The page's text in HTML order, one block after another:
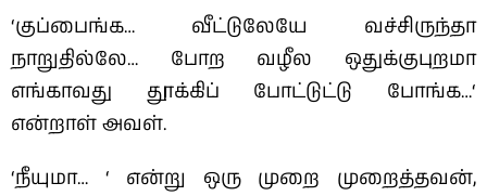
‘குப்பைங்க… வீட்டுலேயே வச்சிருந்தா
நாறுதில்லே… போற வழீல ஒதுக்குபுறமா
எங்காவது தூக்கிப் போட்டுட்டு போங்க…‘
என்றாள் அவள்.
‘நீயுமா… ‘ என்று ஒரு முறை முறைத்தவன்,